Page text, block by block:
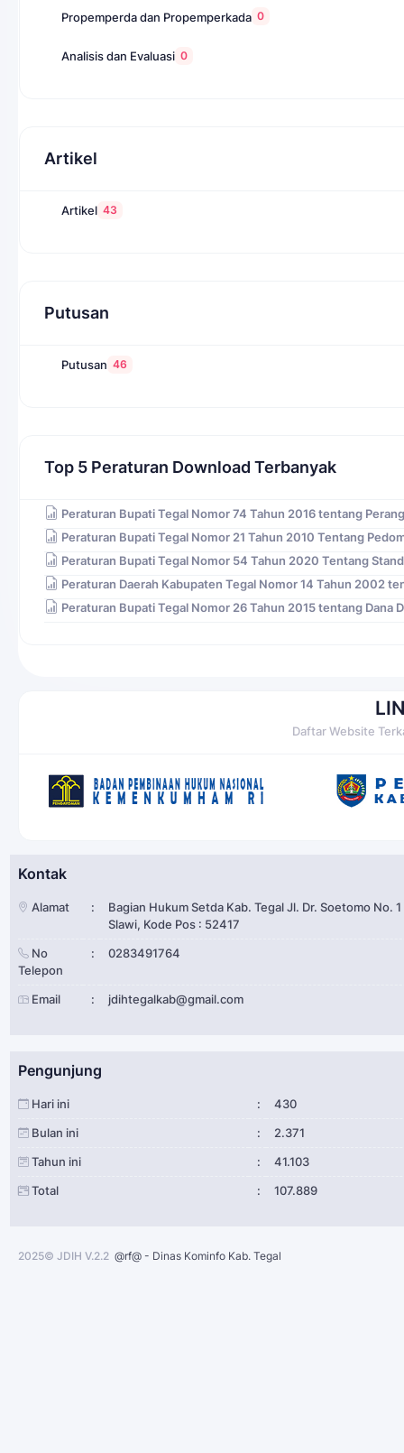
Propemperda dan Propemperkada 0
Analisis dan Evaluasi 0
Artikel
Artikel 43
Putusan
Putusan 46
Top 5 Peraturan Download Terbanyak
Peraturan Bupati Tegal Nomor 74 Tahun 2016 tentang
Peraturan Bupati Tegal Nomor 21 Tahun 2010 Tentang
Peraturan Bupati Tegal Nomor 54 Tahun 2020 Tentang
Peraturan Daerah Kabupaten Tegal Nomor 14 Tahun 2002
Peraturan Bupati Tegal Nomor 26 Tahun 2015 tentang Dana
Daftar Website
Kontak
Alamat :
Bagian Hukum Setda Kab. Tegal Jl. Dr. Soetomo No. 1
Slawi, Kode Pos : 52417
No
Telepon
: 0283491764
Email : jdihtegalkab@gmail.com
Pengunjung
Hari ini : 430
Bulan ini : 2.371
Tahun ini : 41.103
Total : 107.889
2025© JDIH V.2.2 @rf@ - Dinas Kominfo Kab. Tegal